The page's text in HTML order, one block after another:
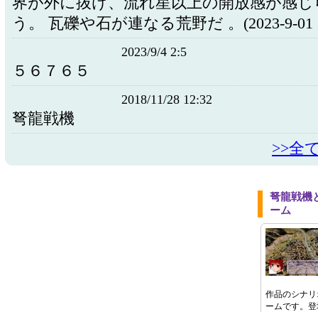
う。 瓦礫や石が連なる荒野だ 。(2023-9-01
2023/9/4 2:5
５６７６５
2018/11/28 12:32
弩龍戦機
>>全
弩龍戦機
ーム
作品のシナ
ームです。